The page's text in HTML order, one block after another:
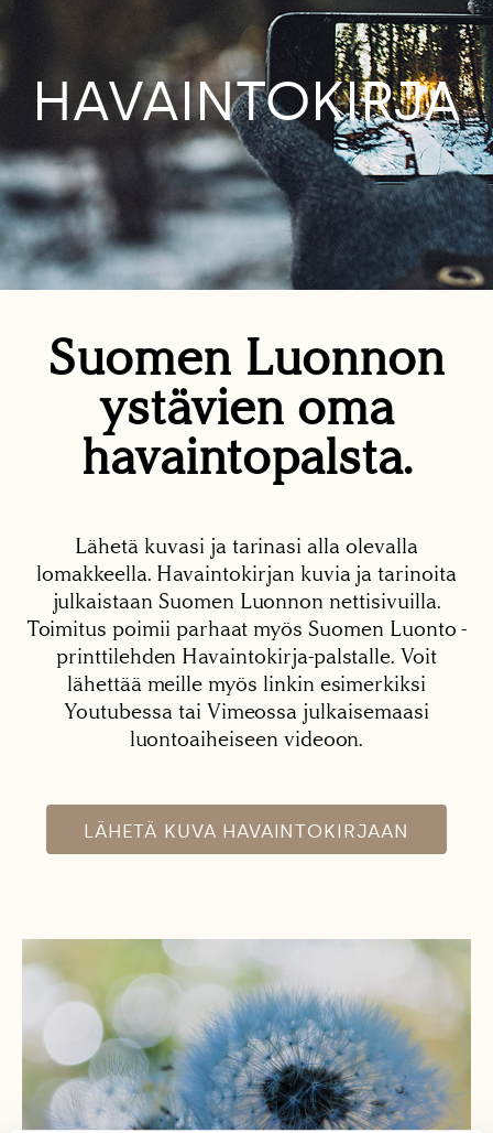
HAVAINTOKIRJA
Suomen Luonnon
ystävien oma
havaintopalsta.
Lähetä kuvasi ja tarinasi alla olevalla
lomakkeella. Havaintokirjan kuvia ja tarinoita
julkaistaan Suomen Luonnon nettisivuilla.
Toimitus poimii parhaat myös Suomen Luonto -
printtilehden Havaintokirja-palstalle. Voit
lähettää meille myös linkin esimerkiksi
Youtubessa tai Vimeossa julkaisemaasi
luontoaiheiseen videoon.
LÄHETÄ KUVA HAVAINTOKIRJAAN